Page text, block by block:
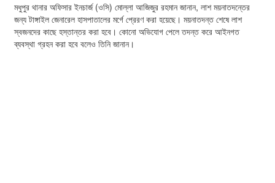
মধুপুর থানার অফিসার ইনচার্জ (ওসি) মোল্লা আজিজুর রহমান জানান, লাশ ময়নাতদন্তের
জন্য টাঙ্গাইল জেনারেল হাসপাতালের মর্গে প্রেরণ করা হয়েছে। ময়নাতদন্ত শেষে লাশ
স্বজনদের কাছে হস্তান্তর করা হবে। কোনো অভিযোগ পেলে তদন্ত করে আইনগত
ব্যবস্থা গ্রহন করা হবে বলেও তিনি জানান।